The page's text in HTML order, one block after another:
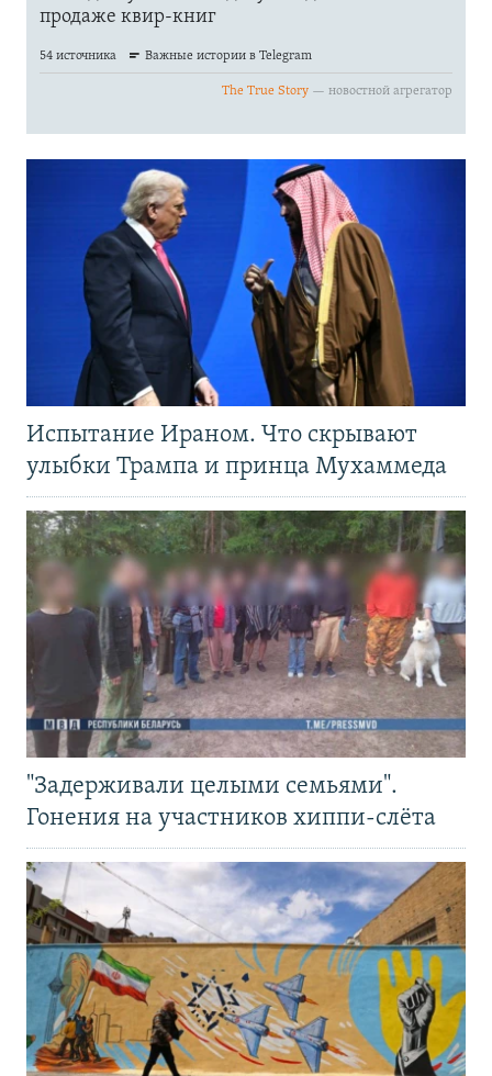
Испытание Ираном. Что скрывают
улыбки Трампа и принца Мухаммеда
"Задерживали целыми семьями".
Гонения на участников хиппи-слёта